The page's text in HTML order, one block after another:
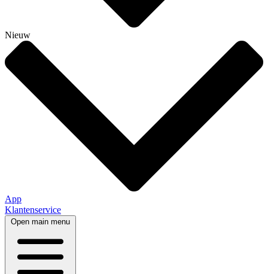
Nieuw
App
Klantenservice
Open main menu